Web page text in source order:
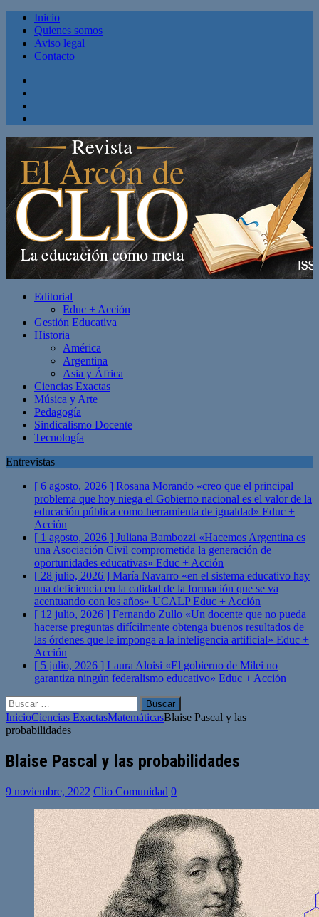
Inicio
Quienes somos
Aviso legal
Contacto
Editorial
Educ + Acción
Gestión Educativa
Historia
América
Argentina
Asia y África
Ciencias Exactas
Música y Arte
Pedagogía
Sindicalismo Docente
Tecnología
Entrevistas
[ 6 agosto, 2026 ] Rosana Morando «creo que el principal
problema que hoy niega el Gobierno nacional es el valor de la
educación pública como herramienta de igualdad» Educ +
Acción
[ 1 agosto, 2026 ] Juliana Bambozzi «Hacemos Argentina es
una Asociación Civil comprometida la generación de
oportunidades educativas» Educ + Acción
[ 28 julio, 2026 ] María Navarro «en el sistema educativo hay
una deficiencia en la calidad de la formación que se va
acentuando con los años» UCALPEduc + Acción
[ 12 julio, 2026 ] Fernando Zullo «Un docente que no pueda
hacerse preguntas difícilmente obtenga buenos resultados de
las órdenes que le imponga a la inteligencia artificial» Educ +
Acción
[ 5 julio, 2026 ] Laura Aloisi «El gobierno de Milei no
garantiza ningún federalismo educativo» Educ + Acción
Buscar:
InicioCiencias ExactasMatemáticasBlaise Pascal y las
probabilidades
Blaise Pascal y las probabilidades
9 noviembre, 2022 Clio Comunidad 0